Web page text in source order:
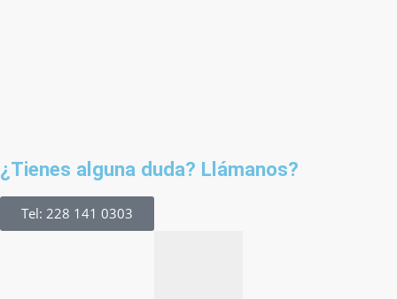
¿Tienes alguna duda? Llámanos?
Tel: 228 141 0303